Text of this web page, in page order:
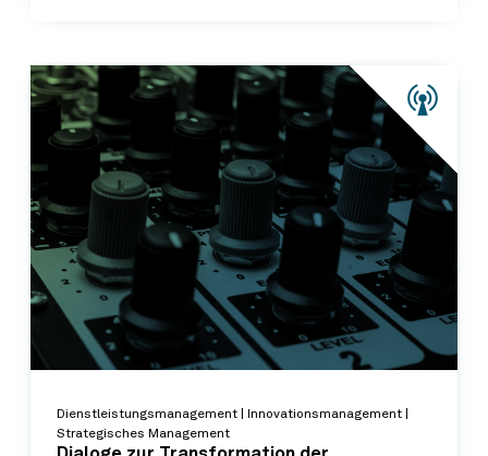
Dienstleistungsmanagement | Innovationsmanagement |
Strategisches Management